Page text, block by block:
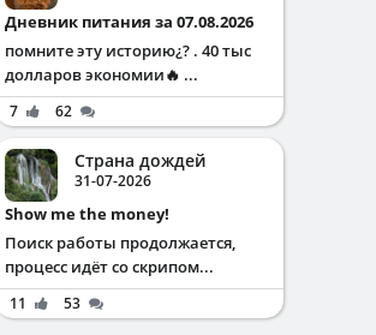
Дневник питания за 07.08.2026
помните эту историю¿? . 40 тыс
долларов экономии🔥 ...
7 62
Страна дождей
31-07-2026
Show me the money!
Поиск работы продолжается,
процесс идёт со скрипом...
11
53